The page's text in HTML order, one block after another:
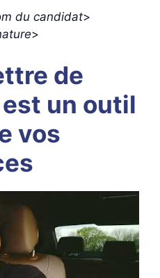
du candidat>
>
de
un outil
vos